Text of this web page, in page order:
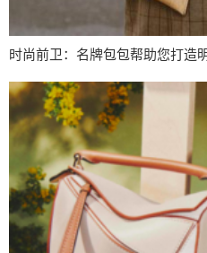
时尚前卫：名牌包包帮助您打造